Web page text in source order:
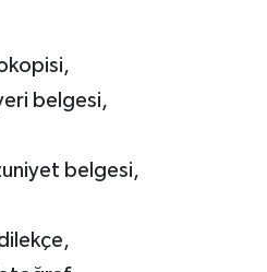
belgesi,
belgesi,